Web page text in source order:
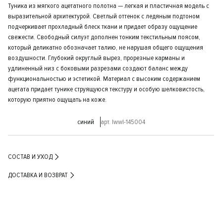
Туника из мягкого ацетатного полотна — легкая и пластичная модель с
выразительной архитектурой. Светлый оттенок с ледяным подтоном
подчеркивает прохладный блеск ткани и придает образу ощущение
свежести. Свободный силуэт дополнен тонким текстильным поясом,
который деликатно обозначает талию, не нарушая общего ощущения
воздушности. Глубокий округлый вырез, прорезные карманы и
удлиненный низ с боковыми разрезами создают баланс между
функциональностью и эстетикой. Материал с высоким содержанием
ацетата придает тунике струящуюся текстуру и особую шелковистость,
которую приятно ощущать на коже.
синий арт. lwwl-145004
СОСТАВ И УХОД
ДОСТАВКА И ВОЗВРАТ